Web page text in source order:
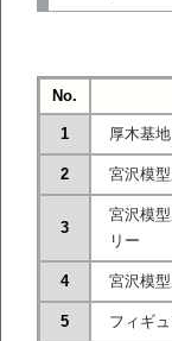
No.
1 厚木基
2 宮沢模
3
宮沢模
リー
4 宮沢模
5 フィギ